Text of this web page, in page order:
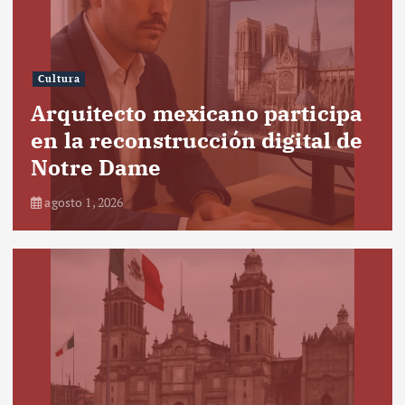
Cultura
Arquitecto mexicano participa
en la reconstrucción digital de
Notre Dame
agosto 1, 2026